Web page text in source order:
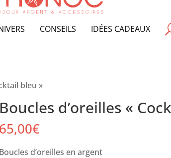
CONSEILS IDÉES CADEAUX
bleu »
Boucles d’oreilles «
65,00€
Boucles d’oreilles en argent